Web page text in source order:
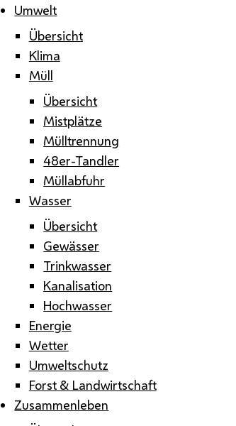
Umwelt
Übersicht
Klima
Müll
Übersicht
Mistplätze
Mülltrennung
48er-Tandler
Müllabfuhr
Wasser
Übersicht
Gewässer
Trinkwasser
Kanalisation
Hochwasser
Energie
Wetter
Umweltschutz
Forst & Landwirtschaft
Zusammenleben